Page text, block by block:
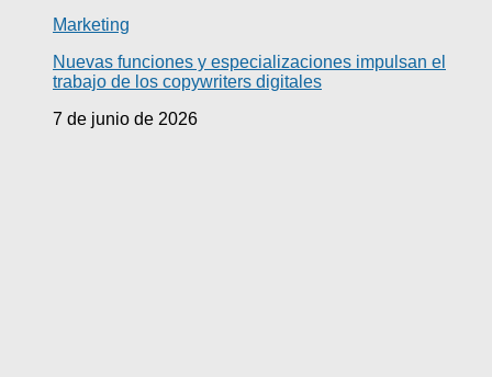
Marketing
Nuevas funciones y especializaciones impulsan el
trabajo de los copywriters digitales
7 de junio de 2026